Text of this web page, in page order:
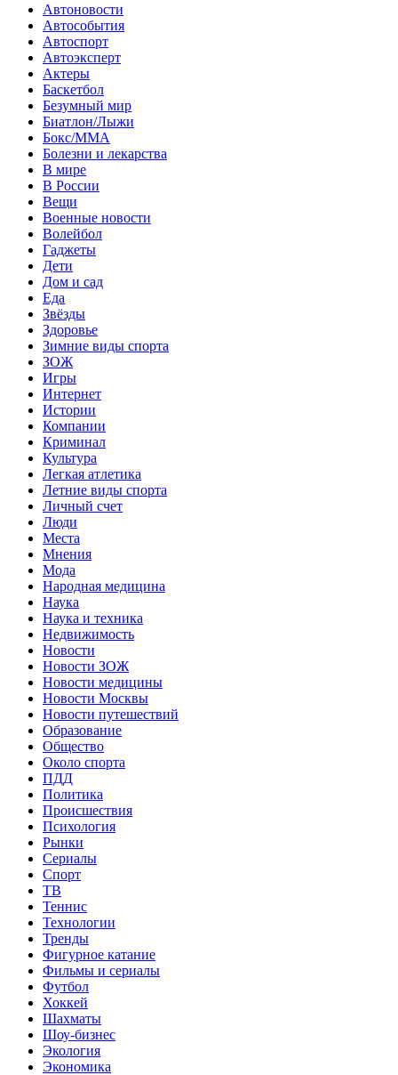
Автоновости
Автособытия
Автоспорт
Автоэксперт
Актеры
Баскетбол
Безумный мир
Биатлон/Лыжи
Бокс/MMA
Болезни и лекарства
В мире
В России
Вещи
Военные новости
Волейбол
Гаджеты
Дети
Дом и сад
Еда
Звёзды
Здоровье
Зимние виды спорта
ЗОЖ
Игры
Интернет
Истории
Компании
Криминал
Культура
Легкая атлетика
Летние виды спорта
Личный счет
Люди
Места
Мнения
Мода
Народная медицина
Наука
Наука и техника
Недвижимость
Новости
Новости ЗОЖ
Новости медицины
Новости Москвы
Новости путешествий
Образование
Общество
Около спорта
ПДД
Политика
Происшествия
Психология
Рынки
Сериалы
Спорт
ТВ
Теннис
Технологии
Тренды
Фигурное катание
Фильмы и сериалы
Футбол
Хоккей
Шахматы
Шоу-бизнес
Экология
Экономика